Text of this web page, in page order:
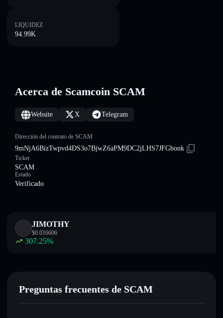
LIQUIDEZ
94.99K
Acerca de Scamcoin SCAM
Website X Telegram
Dirección del contrato de SCAM
9mNjA6BizTwpvd4DS3o7BjwZ6aPM9DC2jLHS7JFGbonk
Ticker
SCAM
Estado
Verificado
JIMOTHY
$0.016606
307.25%
Preguntas frecuentes de SCAM